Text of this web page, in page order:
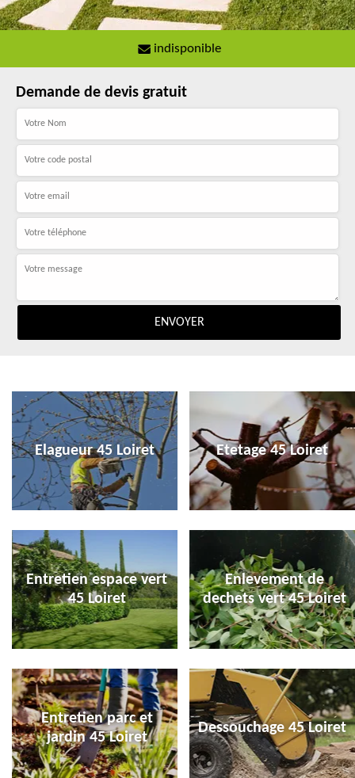
indisponible
Demande de devis gratuit
Elagueur 45 Loiret Etetage 45 Loiret
Entretien espace vert
45 Loiret
Enlevement de
dechets vert 45 Loiret
Entretien parc et
jardin 45 Loiret
Dessouchage 45 Loiret